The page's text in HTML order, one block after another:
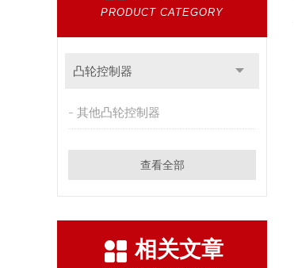
PRODUCT CATEGORY
凸轮控制器
其他凸轮控制器
查看全部
相关文章